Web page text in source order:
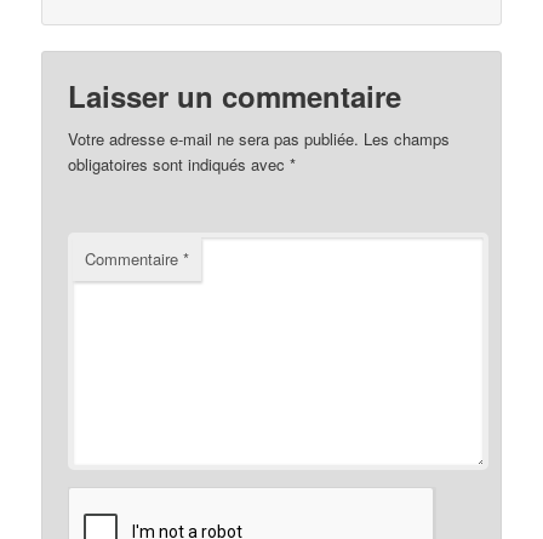
Laisser un commentaire
Votre adresse e-mail ne sera pas publiée. Les champs
obligatoires sont indiqués avec*
Commentaire*